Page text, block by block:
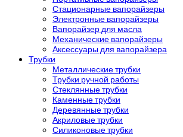
Стационарные вапорайзеры
Электронные вапорайзеры
Вапорайзер для масла
Механические вапорайзеры
Аксессуары для вапорайзера
Трубки
Металлические трубки
Трубки ручной работы
Стеклянные трубки
Каменные трубки
Деревянные трубки
Акриловые трубки
Силиконовые трубки